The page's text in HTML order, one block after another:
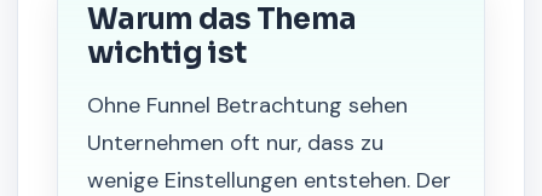
Warum das Thema
wichtig ist
Ohne Funnel Betrachtung sehen
Unternehmen oft nur, dass zu
wenige Einstellungen entstehen. Der